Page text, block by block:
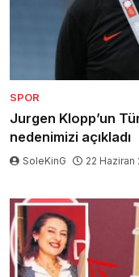
SPOR
Jurgen Klopp’un
nedenimizi açıkladı
SoleKinG 22 Haziran